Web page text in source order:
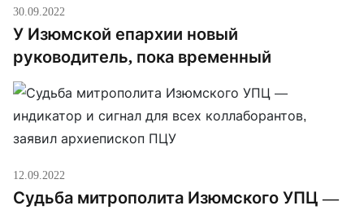
30.09.2022
У Изюмской епархии новый
руководитель, пока временный
12.09.2022
Судьба митрополита Изюмского УПЦ —